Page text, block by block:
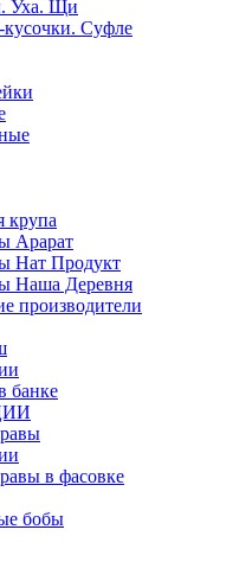
Уха. Щи
Суфле
крупа
Арарат
Нат Продукт
Наша Деревня
производители
банке
в фасовке
бобы